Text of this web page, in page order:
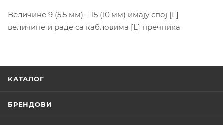
Величине 9 (5,5 мм) – 15 (10 мм) имају спој [L]
величине и раде са кабловима [L] пречника
КАТАЛОГ
БРЕНДОВИ